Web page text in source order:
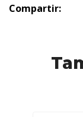
Compartir: